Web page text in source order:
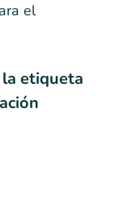
el
etiqueta